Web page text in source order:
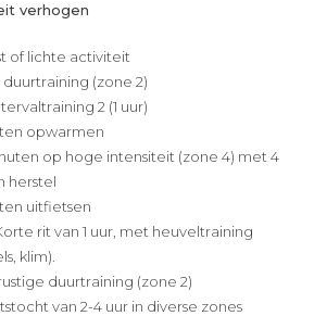
verhogen
of lichte activiteit
duurtraining (zone 2)
2 (1 uur)
opwarmen
op hoge intensiteit (zone 4) met 4
herstel
uitfietsen
rit van 1 uur, met heuveltraining
klim).
duurtraining (zone 2)
van 2-4 uur in diverse zones